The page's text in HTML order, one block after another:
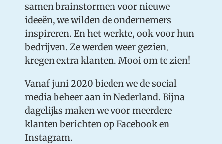
samen brainstormen voor nieuwe
ideeën, we wilden de ondernemers
inspireren. En het werkte, ook voor hun
bedrijven. Ze werden weer gezien,
kregen extra klanten. Mooi om te zien!
Vanaf juni 2020 bieden we de social
media beheer aan in Nederland. Bijna
dagelijks maken we voor meerdere
klanten berichten op Facebook en
Instagram.